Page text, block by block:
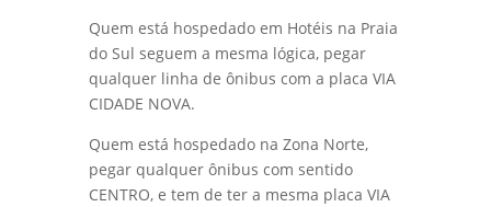
Quem está hospedado em Hotéis na Praia
do Sul seguem a mesma lógica, pegar
qualquer linha de ônibus com a placa VIA
CIDADE NOVA.
Quem está hospedado na Zona Norte,
pegar qualquer ônibus com sentido
CENTRO, e tem de ter a mesma placa VIA